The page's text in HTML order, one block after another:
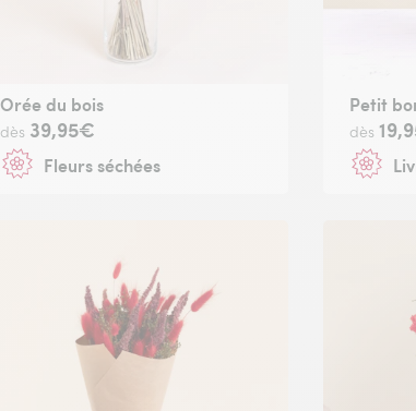
Orée du bois
dès 39,95€
Fleurs séchées
Petit
dès